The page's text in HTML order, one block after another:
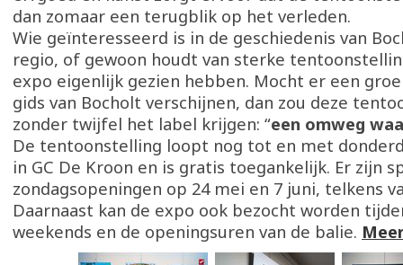
dan zomaar een terugblik op het verleden.
Wie geïnteresseerd is in de geschiedenis van
regio, of gewoon houdt van sterke
expo eigenlijk gezien hebben. Mocht er een
gids van Bocholt verschijnen, dan zou deze
zonder twijfel het label krijgen: “een omweg
De tentoonstelling loopt nog tot en met
in GC De Kroon en is gratis toegankelijk. Er zijn
zondagsopeningen op 24 mei en 7 juni, telkens
Daarnaast kan de expo ook bezocht worden
weekends en de openingsuren van de balie.